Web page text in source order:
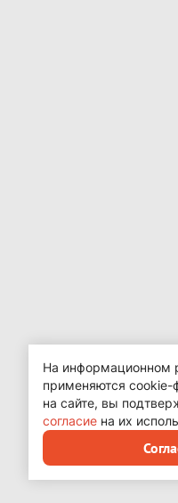
На информационном
применяются cookie-
на сайте, вы
согласие на их